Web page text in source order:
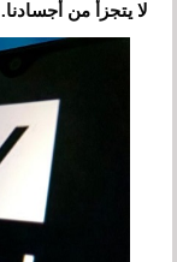
لا يتجزأ من أجسادنا.